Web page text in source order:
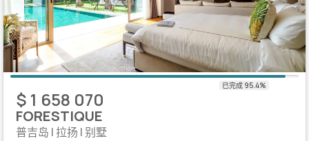
$ 1 658 070
FORESTIQUE
普吉岛 | 拉扬 | 别墅